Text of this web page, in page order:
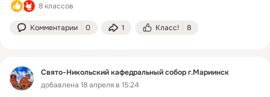
8 классов
Комментарии 0 1 Класс! 8
Свято-Никольский кафедральный собор г.Мариинск
добавлена 18 апреля в 15:24